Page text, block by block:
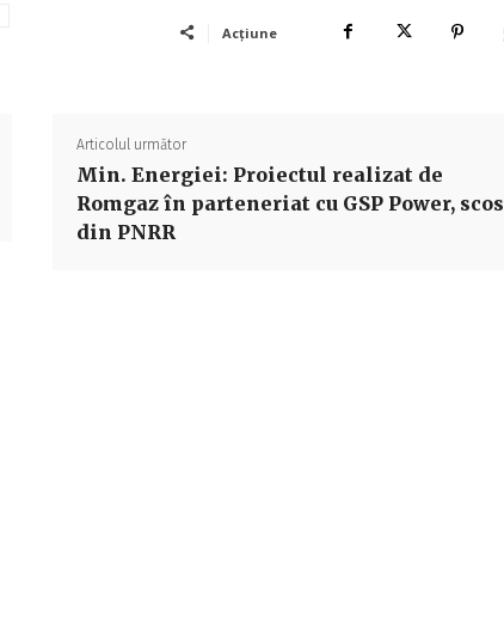
Acțiune
Articolul următor
Min. Energiei: Proiectul realizat de
Romgaz în parteneriat cu GSP Power, scos
din PNRR